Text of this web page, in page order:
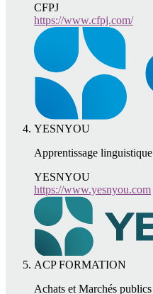
CFPJ
https://www.cfpj.com/
YESNYOU
Apprentissage linguistique
YESNYOU
https://www.yesnyou.com
ACP FORMATION
Achats et Marchés publics